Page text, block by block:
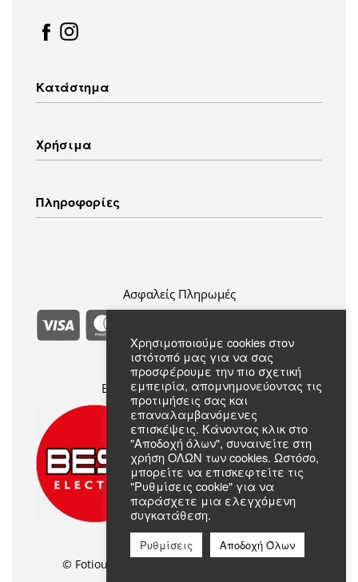
Κατάστημα
Οικιακός Εξοπλισμός
Ενδύματα
Χρήσιμα
Τρόποι Πληρωμής
Πληροφορίες
Ασφαλείς Πληρωμές
Επίσημο Μέλος Best Electric
© Fotiou Shop //
Χρησιμοποιούμε cookies στον
ιστότοπό μας για να σας
προσφέρουμε την πιο σχετική
εμπειρία, απομνημονεύοντας τις
προτιμήσεις σας και
επαναλαμβανόμενες
επισκέψεις. Κάνοντας κλικ στο
"Αποδοχή όλων", συναινείτε στη
χρήση ΟΛΩΝ των cookies. Ωστόσο,
μπορείτε να επισκεφτείτε τις
"Ρυθμίσεις cookie" για να
παράσχετε μια ελεγχόμενη
συγκατάθεση.
Ρυθμίσεις Αποδοχή Όλων